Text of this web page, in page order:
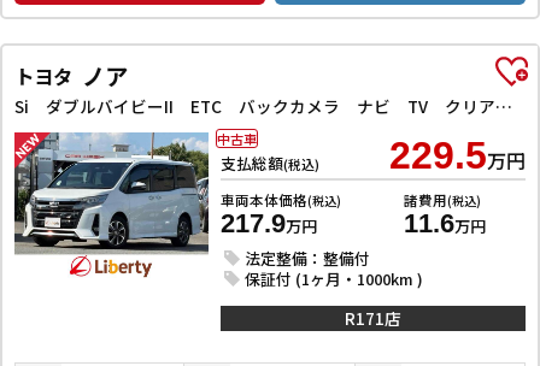
トヨタ ノア
Si ダブルバイビーII ETC バックカメラ ナビ TV クリアランスソナー オートクルーズコントロール レーンアシスト 衝突被害軽減システム 両側電動スライドドア オートマチックハイビーム オートライト
支払総額(税込) 229.5万円
車両本体価格(税込)
217.9万円
諸費用(税込)
11.6万円
法定整備：整備付
保証付 (1ヶ月・1000km )
中古車
R171店